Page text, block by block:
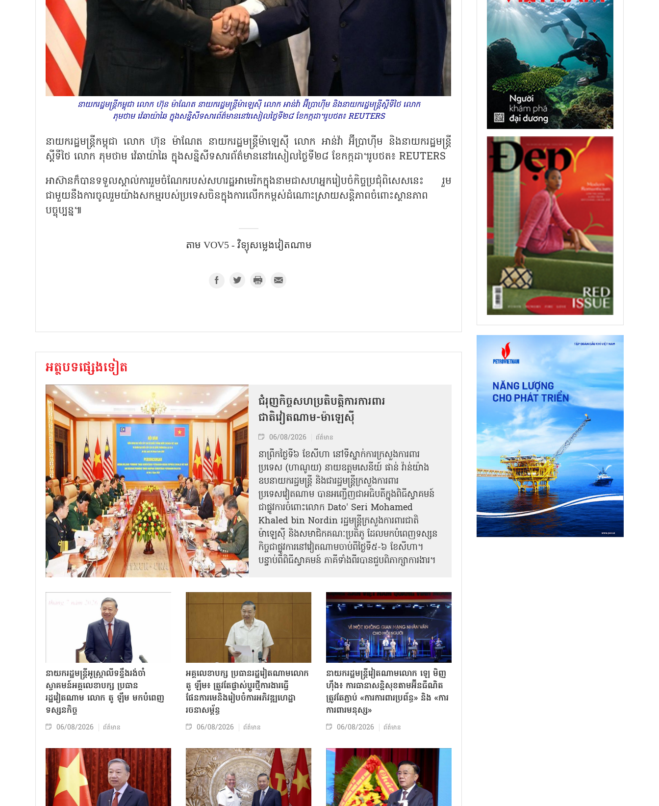
នាយករដ្ឋមន្ត្រីកម្ពុជា លោក ហ៊ុន ម៉ាណែត នាយករដ្ឋមន្ត្រីម៉ាឡេស៊ី លោក អាន់វ៉ា អ៊ីប្រាហ៊ីម និងនាយករដ្ឋមន្ត្រីស្តីទីថៃ លោក
ភុមថាម វ៉េឆាយ៉ាឆៃ ក្នុងសន្និសីទសារព័ត៌មាននៅរសៀលថ្ងៃទី២៨ ខែកក្កដា។រូបថត៖ REUTERS
នាយករដ្ឋមន្ត្រីកម្ពុជា លោក ហ៊ុន ម៉ាណែត នាយករដ្ឋមន្ត្រីម៉ាឡេស៊ី លោក អាន់វ៉ា អ៊ីប្រាហ៊ីម និងនាយករដ្ឋមន្ត្រី
ស្តីទីថៃ លោក ភុមថាម វ៉េឆាយ៉ាឆៃ ក្នុងសន្និសីទសារព័ត៌មាននៅរសៀលថ្ងៃទី២៨ ខែកក្កដា។រូបថត៖ REUTERS
អាស៊ានក៏បានទទួលស្គាល់ការរួមចំណែករបស់សហរដ្ឋអាមេរិកក្នុងនាមជាសហអ្នករៀបចំកិច្ចប្រជុំពិសេសនេះ រួម
ជាមួយនឹងការចូលរួមយ៉ាងសកម្មរបស់ប្រទេសចិនក្នុងការលើកកម្ពស់ដំណោះស្រាយសន្តិភាពចំពោះស្ថានភាព
បច្ចុប្បន្ន៕
តាម​ VOV5 - វិទ្យុសម្លេងវៀតណាម
អត្ថបទផ្សេងទៀត
ជំរុញកិច្ចសហប្រតិបត្តិការការពារ
ជាតិវៀតណាម-ម៉ាឡេស៊ី
06/08/2026 ព័ត៌មាន
នា​ព្រឹកថ្ងៃទី៦ ខែសីហា នៅទីស្នាក់ការក្រសួងការពារ
ប្រទេស (ហាណូយ) នាយឧត្តមសេនីយ៍ ផាន់ វ៉ាន់យ៉ាង
ឧបនាយករដ្ឋមន្ត្រី និងជារដ្ឋមន្ត្រីក្រសួងការពារ
ប្រទេសវៀតណាម បានអញ្ជើញជាអធិបតីក្នុងពិធីស្វាគមន៍
ជាផ្លូវការ​ចំពោះលោក Dato' Seri Mohamed
Khaled bin Nordin រដ្ឋមន្ត្រីក្រសួងការពារជាតិ
ម៉ាឡេស៊ី និងសមាជិកគណៈប្រតិភូ ដែលមកបំពេញទស្សន
កិច្ចជាផ្លូវការនៅវៀតណាមចាប់ពីថ្ងៃទី៥-៦ ខែសីហា។
បន្ទាប់ពីពិធីស្វាគមន៍ ភាគីទាំងពីរបានជួបពិភាក្សាការងារ​។
នាយករដ្ឋមន្ត្រីអូស្ត្រាលីទន្ទឹងរង់ចាំ
ស្វាគមន៍អគ្គលេខាបក្ស ប្រធាន
រដ្ឋវៀតណាម លោក តូ ឡឹម មកបំពេញ
ទស្សនកិច្ច
06/08/2026 ព័ត៌មាន
អគ្គលេខាបក្ស ប្រធានរដ្ឋវៀតណាមលោក
តូ ឡឹម៖ ត្រូវតែផ្លាស់ប្ដូរថ្មីការងារធ្វើ
ផែនការមេនិងរៀបចំការអភិវឌ្ឍហេដ្ឋា
រចនាសម្ព័ន្ធ
06/08/2026 ព័ត៌មាន
នាយករដ្ឋមន្ត្រីវៀតណាមលោក ឡេ មិញ
ហ៊ឹង៖ ការធានាសន្តិសុខតាមអ៊ីនធឺណិត
ត្រូវតែភ្ជាប់ «ការការពារប្រព័ន្ធ» និង «ការ
ការពារមនុស្ស»
06/08/2026 ព័ត៌មាន